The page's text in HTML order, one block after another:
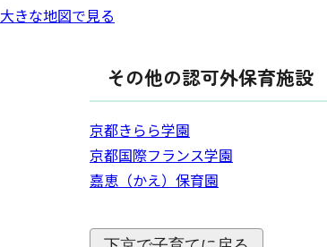
大きな地図で見る
その他の認可外保育施設
京都きらら学園
京都国際フランス学園
嘉恵（かえ）保育園